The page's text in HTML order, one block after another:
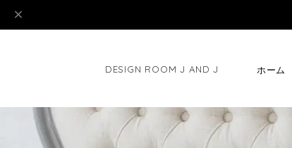
DESIGN ROOM J AND J ホーム